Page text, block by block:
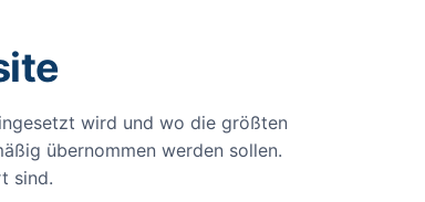
wird und wo die größten
übernommen werden sollen.
sind.